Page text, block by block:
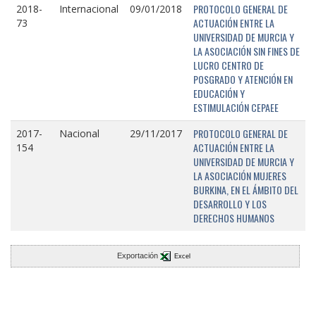
2018-
73
Internacional 09/01/2018
PROTOCOLO GENERAL DE
ACTUACIÓN ENTRE LA
UNIVERSIDAD DE MURCIA Y
LA ASOCIACIÓN SIN FINES DE
LUCRO CENTRO DE
POSGRADO Y ATENCIÓN EN
EDUCACIÓN Y
ESTIMULACIÓN CEPAEE
2017-
154
Nacional 29/11/2017
PROTOCOLO GENERAL DE
ACTUACIÓN ENTRE LA
UNIVERSIDAD DE MURCIA Y
LA ASOCIACIÓN MUJERES
BURKINA, EN EL ÁMBITO DEL
DESARROLLO Y LOS
DERECHOS HUMANOS
Exportación Excel